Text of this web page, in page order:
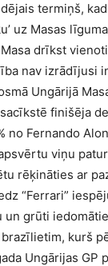
termiņš, kad
uz Masas
drīkst
nav izrādījusi
Ungārijā
finišēja
no Fernando
viņu
rēķināties ar
“Ferrari”
un grūti
kurš
Ungārijas GP